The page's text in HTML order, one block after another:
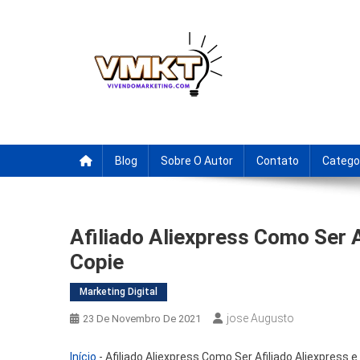
Blog Sobre O Autor Contato
Afiliado Aliexpress Como Ser
Copie
Marketing Digital
23 De Novembro De 2021 Jose Augusto
Início - Afiliado Aliexpress Como Ser Afiliado Aliexpress e